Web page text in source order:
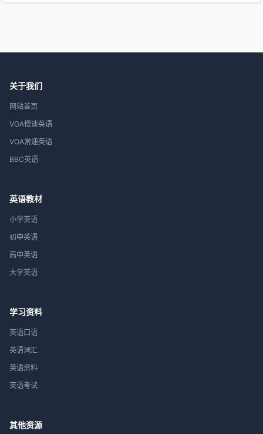
关于我们
网站首页
VOA慢速英语
VOA常速英语
BBC英语
英语教材
小学英语
初中英语
高中英语
大学英语
学习资料
英语口语
英语词汇
英语资料
英语考试
其他资源